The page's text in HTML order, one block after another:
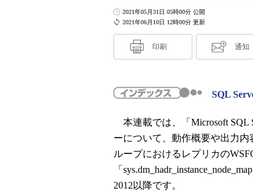
2021年06月10日 12時00分 更新
2021年05月31日 05時00分 公開
印刷 通知
SQL
本連載では、「Microsoft SQL
ーについて、動作概要や出力
ループにおけるレプリカの
「
2012以降です。